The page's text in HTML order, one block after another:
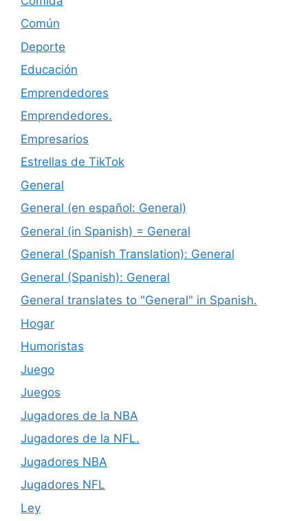
Común
Deporte
Educación
Emprendedores
Emprendedores.
Empresarios
Estrellas de TikTok
General
General (en español: General)
General (in Spanish) = General
General (Spanish Translation): General
General (Spanish): General
General translates to "General" in Spanish.
Hogar
Humoristas
Juego
Juegos
Jugadores de la NBA
Jugadores de la NFL.
Jugadores NBA
Jugadores NFL
Ley